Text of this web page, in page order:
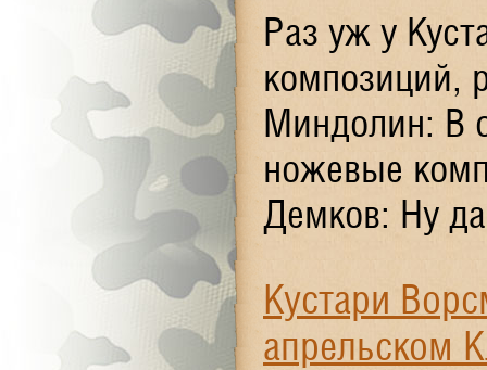
Раз уж у
композиций,
Миндолин: В
ножевые
Демков: Ну
Кустари
апрельском